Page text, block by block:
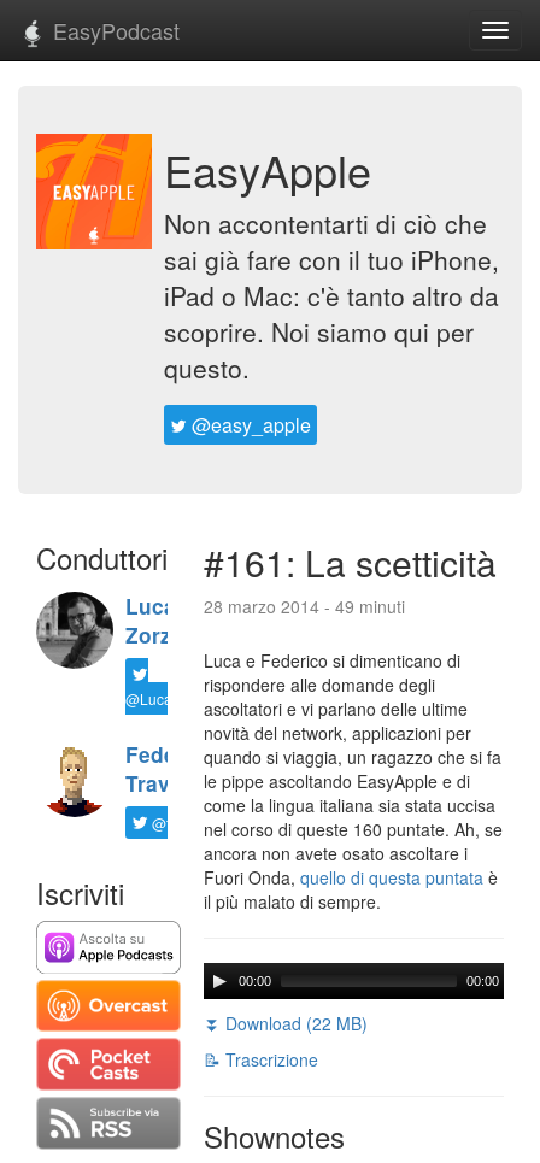
EasyPodcast
EasyApple
Non accontentarti di ciò che
sai già fare con il tuo iPhone,
iPad o Mac: c'è tanto altro da
scoprire. Noi siamo qui per
questo.
@easy_apple
Conduttori
Luca
Zorzi
@LucaTNT
Federico
Travaini
@ftrava
Iscriviti
#161: La scetticità
28 marzo 2014 - 49 minuti
Luca e Federico si dimenticano di
rispondere alle domande degli
ascoltatori e vi parlano delle ultime
novità del network, applicazioni per
quando si viaggia, un ragazzo che si fa
le pippe ascoltando EasyApple e di
come la lingua italiana sia stata uccisa
nel corso di queste 160 puntate. Ah, se
ancora non avete osato ascoltare i
Fuori Onda,quello di questa puntata è
il più malato di sempre.
00:00 00:00
⏬ Download (22 MB)
📝 Trascrizione
Shownotes